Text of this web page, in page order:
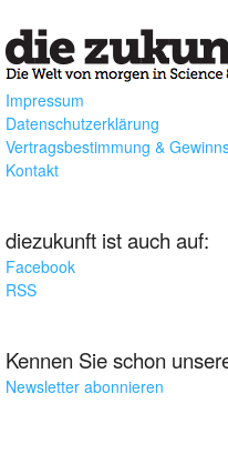
Impressum
Datenschutzerklärung
Vertragsbestimmung &
Kontakt
diezukunft ist auch auf:
Facebook
RSS
Kennen Sie schon
Newsletter abonnieren